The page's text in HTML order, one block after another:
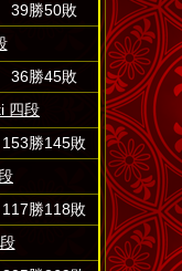
39勝50敗
36勝45敗
四段
153勝145敗
117勝118敗